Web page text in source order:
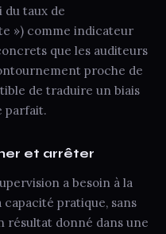
du taux de
») comme indicateur
que les auditeurs
proche de
de traduire un biais
parfait.
et arrêter
a besoin à la
pratique, sans
résultat donné dans une